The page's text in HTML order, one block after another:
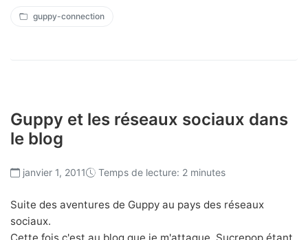
guppy-connection
Guppy et les réseaux sociaux dans
le blog
janvier 1, 2011 Temps de lecture: 2 minutes
Suite des aventures de Guppy au pays des réseaux
sociaux.